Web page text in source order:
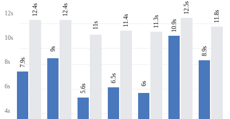
12s
10s
8s
6s
4s
7.9s
12.4s
9s
12.4s
5.6s
11s
6.5s
11.4s
6s
11.3s 10.9s
12.5s
8.9s
11.8s